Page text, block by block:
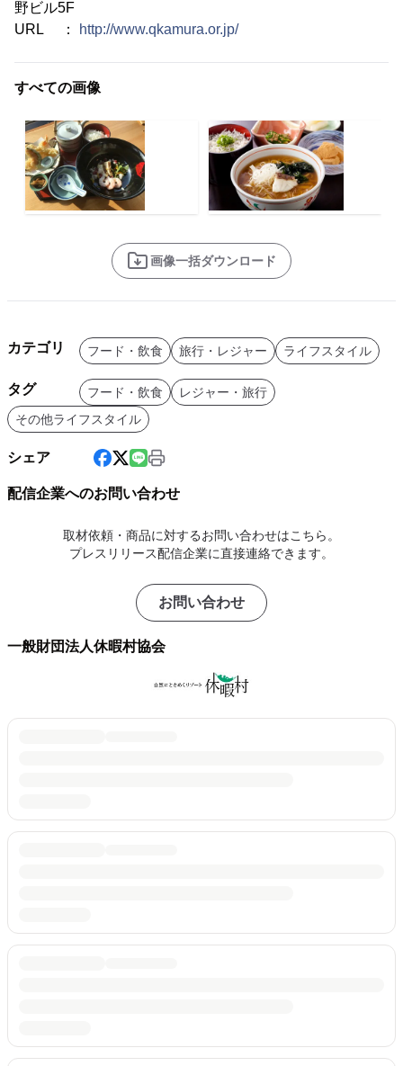
野ビル5F
URL ：
http://www.qkamura.or.jp/
すべての画像
画像一括ダウンロード
カテゴリ フード・飲食 旅行・レジャー ライフスタイル
タグ フード・飲食
レジャー・旅行
その他ライフスタイル
シェア
配信企業へのお問い合わせ
取材依頼・商品に対するお問い合わせはこちら。
プレスリリース配信企業に直接連絡できます。
お問い合わせ
一般財団法人休暇村協会